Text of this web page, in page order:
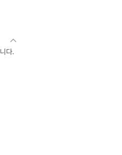
다.